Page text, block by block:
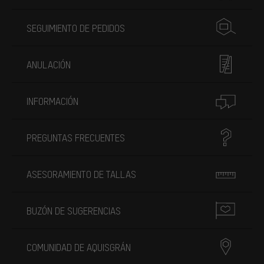
SEGUIMIENTO DE PEDIDOS
ANULACIÓN
INFORMACIÓN
PREGUNTAS FRECUENTES
ASESORAMIENTO DE TALLAS
BUZÓN DE SUGERENCIAS
COMUNIDAD DE AQUISGRÁN